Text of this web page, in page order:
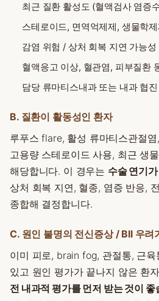
최근 질환 활성도 (혈액검사 염증
스테로이드, 면역억제제, 생물학
감염 위험 / 상처 회복 지연 가능성
혈액응고 이상, 혈관염, 피부질환
담당 류마티스내과 또는 내과 협진
B. 질환이 활동성인 환자
루푸스 flare, 활성 류마티스관절
고용량 스테로이드 사용, 최근 생
해당합니다. 이 경우는 수술 연기
상처 회복 지연, 혈종, 염증 반응,
종합해 결정합니다.
C. 원인 불명의 전신증상 / BII 우려
이미 피로, brain fog, 관절통, 근육
있고 원인 평가가 끝나지 않은 환
전 내과적 평가를 먼저 받는 것이 좋